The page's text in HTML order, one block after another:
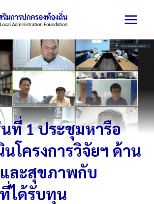
ที่ 1 ประชุมหารือ
นโครงการวิจัยฯ ด้าน
ละสุขภาพกับ
ได้รับทุน